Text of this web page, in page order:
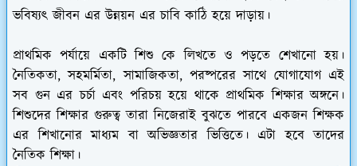
ভবিষ্যৎ জীবন এর উন্নয়ন এর চাবি কাঠি হয়ে দাড়ায়।
প্রাথমিক পর্যায়ে একটি শিশু কে লিখতে ও পড়তে শেখানো হয়।
নৈতিকতা, সহমর্মিতা, সামাজিকতা, পরষ্পরের সাথে যোগাযোগ এই
সব গুন এর চর্চা এবং পরিচয় হয়ে থাকে প্রাথমিক শিক্ষার অঙ্গনে।
শিশুদের শিক্ষার গুরুত্ব তারা নিজেরাই বুঝতে পারবে একজন শিক্ষক
এর শিখানোর মাধ্যম বা অভিজ্ঞতার ভিত্তিতে। এটা হবে তাদের
নৈতিক শিক্ষা।